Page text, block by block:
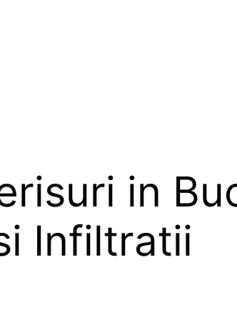
in
Infiltratii